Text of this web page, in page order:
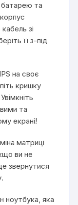
батарею та
зі
її з-під
на своє
кришку
та
екрані!
матриці
ви не
звернутися
ноутбука, яка